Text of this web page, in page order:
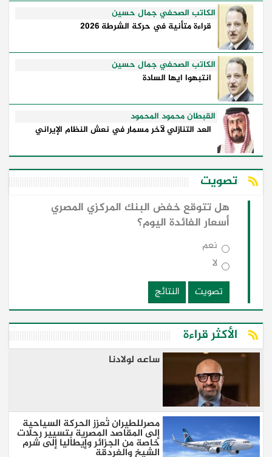
الكاتب الصحفي جمال حسين
قراءة متأنية في حركة الشرطة 2026
الكاتب الصحفي جمال حسين
انتبهوا ايها السادة
القبطان محمود المحمود
العد التنازلي لآخر مسمار في نعش النظام الإيراني
تصويت
هل تتوقع خفض البنك المركزي المصري
أسعار الفائدة اليوم؟
نعم
لا
تصويت
النتائج
الأكثر قراءة
ساعه لولادنا
مصرللطيران تُعزز الحركة السياحية
إلى المقاصد المصرية بتسيير رحلات
خاصة من الجزائر وإيطاليا إلى شرم
الشيخ والغردقة